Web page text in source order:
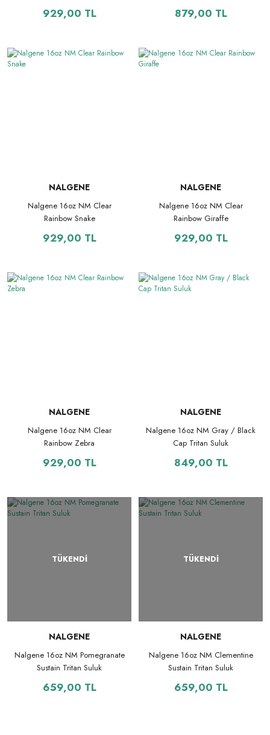
929,00 TL 879,00 TL
NALGENE
Nalgene 16oz NM Clear
Rainbow Snake
929,00 TL
NALGENE
Nalgene 16oz NM Clear
Rainbow Giraffe
929,00 TL
NALGENE
Nalgene 16oz NM Clear
Rainbow Zebra
929,00 TL
NALGENE
Nalgene 16oz NM Gray / Black
Cap Tritan Suluk
849,00 TL
TÜKENDİ
NALGENE
Nalgene 16oz NM Pomegranate
Sustain Tritan Suluk
659,00 TL
TÜKENDİ
NALGENE
Nalgene 16oz NM Clementine
Sustain Tritan Suluk
659,00 TL